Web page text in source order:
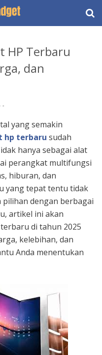
HP Terbaru
dan
yang semakin
hp terbaru sudah
hanya sebagai alat
perangkat multifungsi
hiburan, dan
yang tepat tentu tidak
dengan berbagai
artikel ini akan
di tahun 2025
kelebihan, dan
Anda menentukan